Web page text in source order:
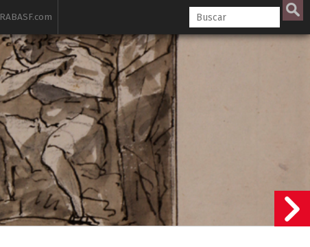
RABASF.com